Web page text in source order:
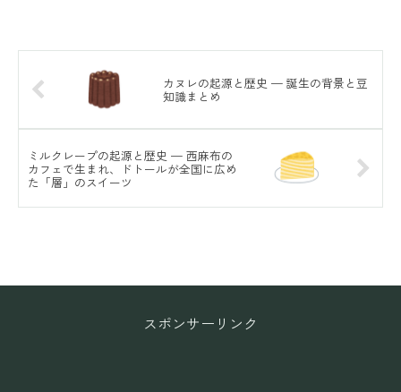
カヌレの起源と歴史 — 誕生の背景と豆
知識まとめ
ミルクレープの起源と歴史 — 西麻布の
カフェで生まれ、ドトールが全国に広め
た「層」のスイーツ
スポンサーリンク